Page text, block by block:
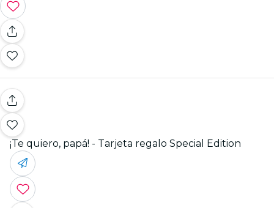
¡Te quiero, papá! - Tarjeta regalo Special Edition